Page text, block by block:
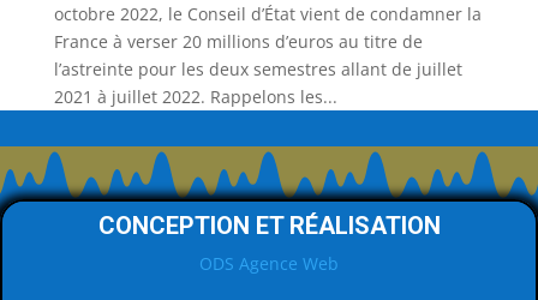
octobre 2022, le Conseil d’État vient de condamner la
France à verser 20 millions d’euros au titre de
l’astreinte pour les deux semestres allant de juillet
2021 à juillet 2022. Rappelons les...
CONCEPTION ET RÉALISATION
ODS Agence Web